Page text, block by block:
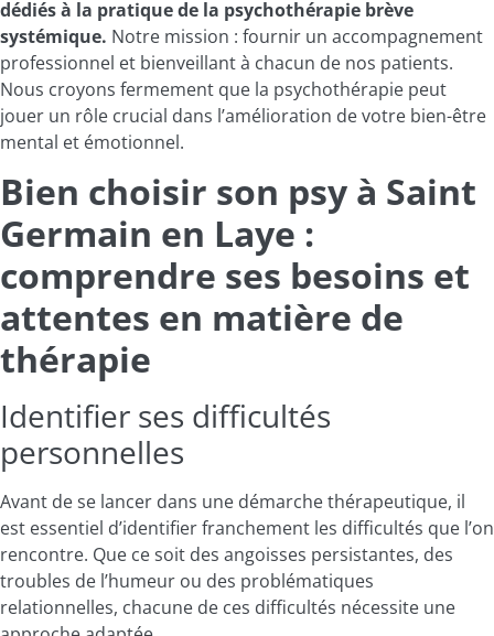
dédiés à la pratique de la psychothérapie brève
systémique. Notre mission : fournir un accompagnement
professionnel et bienveillant à chacun de nos patients.
Nous croyons fermement que la psychothérapie peut
jouer un rôle crucial dans l’amélioration de votre bien-être
mental et émotionnel.
Bien choisir son psy à Saint
Germain en Laye :
comprendre ses besoins et
attentes en matière de
thérapie
Identifier ses difficultés
personnelles
Avant de se lancer dans une démarche thérapeutique, il
est essentiel d’identifier franchement les difficultés que l’on
rencontre. Que ce soit des angoisses persistantes, des
troubles de l’humeur ou des problématiques
relationnelles, chacune de ces difficultés nécessite une